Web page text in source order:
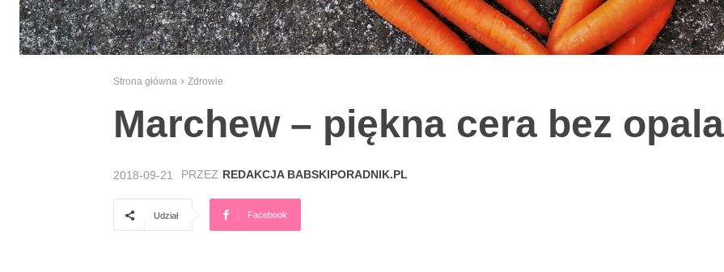
Strona główna Zdrowie
Marchew – piękna cera bez
2018-09-21 PRZEZ REDAKCJA BABSKIPORADNIK.PL
Udział Facebook